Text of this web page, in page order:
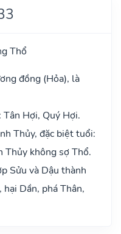
Thổ
đồng (Hỏa), là
Hợi, Quý Hợi.
Thủy, đặc biệt tuổi:
Thủy không sợ Thổ.
Sửu và Dậu thành
Dần, phá Thân,